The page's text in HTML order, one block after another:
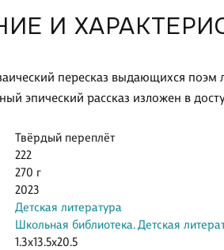
И
пересказ выдающихся поэм
эпический рассказ изложен в
Твёрдый переплёт
222
270 г
2023
Детская литература
Школьная библиотека. Детская
1.3x13.5x20.5